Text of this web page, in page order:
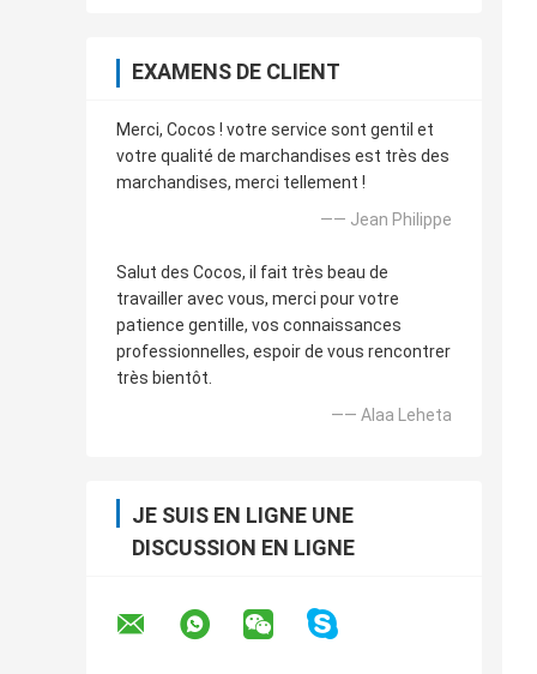
EXAMENS DE CLIENT
Merci, Cocos ! votre service sont gentil et
votre qualité de marchandises est très des
marchandises, merci tellement !
—— Jean Philippe
Salut des Cocos, il fait très beau de
travailler avec vous, merci pour votre
patience gentille, vos connaissances
professionnelles, espoir de vous rencontrer
très bientôt.
—— Alaa Leheta
JE SUIS EN LIGNE UNE
DISCUSSION EN LIGNE